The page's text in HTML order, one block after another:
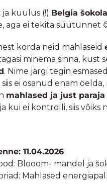
ja kuulus (!) Belgia
aga ei tekita süütunnet
korda neid mahlaseid
minema sinna, kust
. Nime järgi tegin
siis ei osanud enam
mahlased ja just
kui ei kontrolli, siis võiks
11.04.2026
Blooom- mandel ja
Mahlased